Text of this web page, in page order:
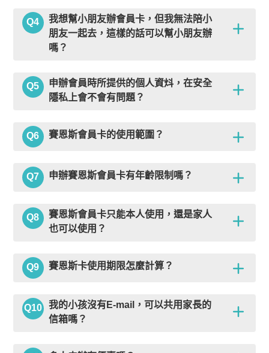
Q4
我想幫小朋友辦會員卡，但我無法陪小
朋友一起去，這樣的話可以幫小朋友辦
嗎？
Q5
申辦會員時所提供的個人資炓，在安全
隱私上會不會有問題？
Q6 賽恩斯會員卡的使用範圍？
Q7 申辦賽恩斯會員卡有年齡限制嗎？
Q8
賽恩斯會員卡只能本人使用，還是家人
也可以使用？
Q9 賽恩斯卡使用期限怎麼計算？
Q10
我的小孩沒有E-mail，可以共用家長的
信箱嗎？